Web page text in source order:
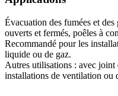
Évacuation des fumées et
ouverts et fermés, poêles à
Recommandé pour les
liquide ou de gaz.
Autres utilisations : avec joint
installations de ventilation ou